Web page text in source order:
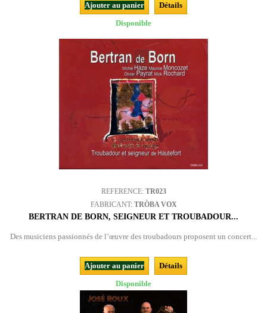
Ajouter au panier
Détails
Disponible
REFERENCE: TR023
FABRICANT: TRÒBA VOX
BERTRAN DE BORN, SEIGNEUR ET TROUBADOUR...
Des musiciens passionnés de l’œuvre des troubadours proposent un concert...
Ajouter au panier
Détails
Disponible